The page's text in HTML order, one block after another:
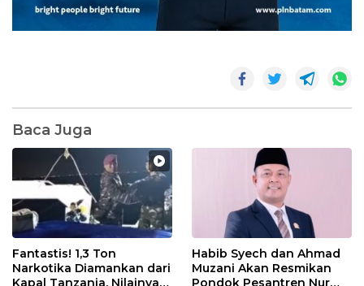
Baca Juga
Fantastis! 1,3 Ton
Narkotika Diamankan dari
Kapal Tanzania, Nilainya
Habib Syech dan Ahmad
Muzani Akan Resmikan
Pondok Pesantren Nur